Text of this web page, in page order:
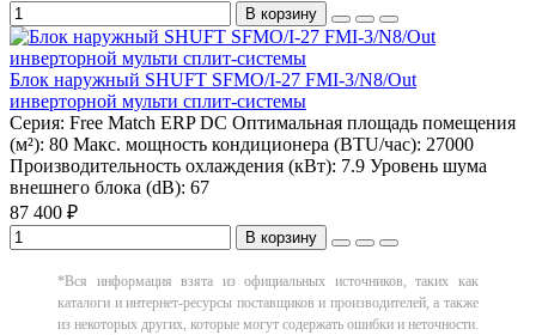
В корзину
Блок наружный SHUFT SFMO/I-27 FMI-3/N8/Out
инверторной мульти сплит-системы
Серия: Free Match ERP DC Оптимальная площадь помещения
(м²): 80 Макс. мощность кондиционера (BTU/час): 27000
Производительность охлаждения (кВт): 7.9 Уровень шума
внешнего блока (dB): 67
87 400 ₽
В корзину
*Вся информация взята из официальных источников, таких как
каталоги и интернет-ресурсы поставщиков и производителей, а также
из некоторых других, которые могут содержать ошибки и неточности.